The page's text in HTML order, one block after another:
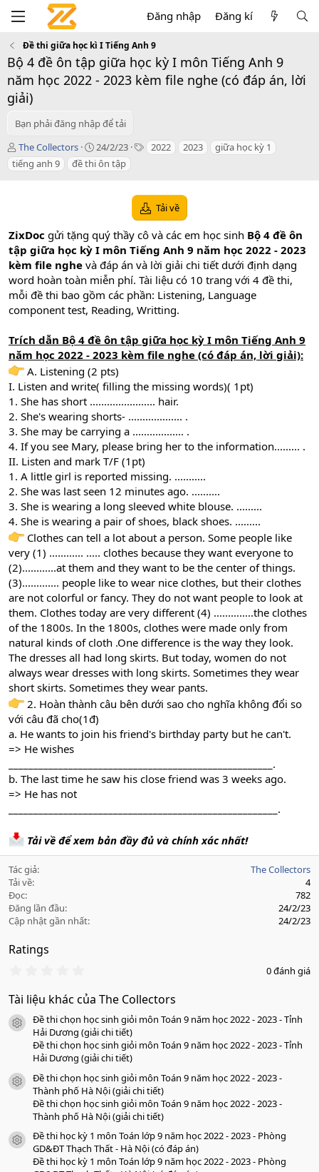
Đăng nhập Đăng kí
Đề thi giữa học kì I Tiếng Anh 9
Bộ 4 đề ôn tập giữa học kỳ I môn Tiếng Anh 9
năm học 2022 - 2023 kèm file nghe (có đáp án, lời
giải)
Bạn phải đăng nhập để tải
T
á
c
The Collectors
C
r
e
n
d
a
e
24/2/23
T 2022 2023
giữa học kỳ 1
tiếng anh 9
đề thi ôn tập
Tải về
ZixDoc gửi tặng quý thầy cô và các em học sinh Bộ 4 đề ôn
tập giữa học kỳ I môn Tiếng Anh 9 năm học 2022 - 2023
kèm file nghe và đáp án và lời giải chi tiết dưới định dạng
word hoàn toàn miễn phí. Tài liệu có 10 trang với 4 đề thi,
mỗi đề thi bao gồm các phần: Listening, Language
component test, Reading, Writting.
Trích dẫn Bộ 4 đề ôn tập giữa học kỳ I môn Tiếng Anh 9
năm học 2022 - 2023 kèm file nghe (có đáp án, lời giải):
A. Listening (2 pts)
I. Listen and write( filling the missing words)( 1pt)
1. She has short ....................... hair.
2. She's wearing shorts- ................... .
3. She may be carrying a .................. .
4. If you see Mary, please bring her to the information......... .
II. Listen and mark T/F (1pt)
1. A little girl is reported missing. ...........
2. She was last seen 12 minutes ago. ..........
3. She is wearing a long sleeved white blouse. .........
4. She is wearing a pair of shoes, black shoes. .........
Clothes can tell a lot about a person. Some people like
very (1) ............ ..... clothes because they want everyone to
(2)............at them and they want to be the center of things.
(3)............. people like to wear nice clothes, but their clothes
are not colorful or fancy. They do not want people to look at
them. Clothes today are very different (4) ..............the clothes
of the 1800s. In the 1800s, clothes were made only from
natural kinds of cloth .One difference is the way they look.
The dresses all had long skirts. But today, women do not
always wear dresses with long skirts. Sometimes they wear
short skirts. Sometimes they wear pants.
2. Hoàn thành câu bên dưới sao cho nghĩa không đổi so
với câu đã cho(1đ)
a. He wants to join his friend's birthday party but he can't.
=> He wishes
_____________________________________________________.
b. The last time he saw his close friend was 3 weeks ago.
=> He has not
______________________________________________________.
Tải về để xem bản đầy đủ và chính xác nhất!
Tác giả
The Collectors
Tải về
4
Đọc
782
Đăng lần đầu
24/2/23
Cập nhật gần nhất
24/2/23
Ratings
0
0
a
o
0 đánh giá
Tài liệu khác của The Collectors
icon tài liệu
Đề thi chọn học sinh giỏi môn Toán 9 năm học 2022 - 2023 - Tỉnh
Hải Dương (giải chi tiết)
Đề thi chọn học sinh giỏi môn Toán 9 năm học 2022 - 2023 - Tỉnh
Hải Dương (giải chi tiết)
icon tài liệu
Đề thi chọn học sinh giỏi môn Toán 9 năm học 2022 - 2023 -
Thành phố Hà Nội (giải chi tiết)
Đề thi chọn học sinh giỏi môn Toán 9 năm học 2022 - 2023 -
Thành phố Hà Nội (giải chi tiết)
icon tài liệu
Đề thi học kỳ 1 môn Toán lớp 9 năm học 2022 - 2023 - Phòng
GD&ĐT Thạch Thất - Hà Nội (có đáp án)
Đề thi học kỳ 1 môn Toán lớp 9 năm học 2022 - 2023 - Phòng